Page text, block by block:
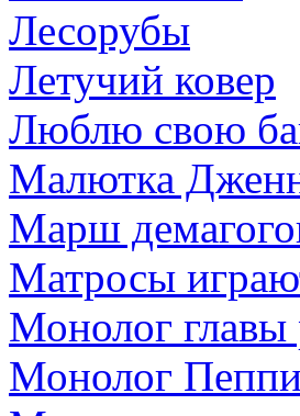
Лесорубы
Летучий ковер
Люблю свою
Малютка
Марш
Матросы
Монолог главы
Монолог Пеппи